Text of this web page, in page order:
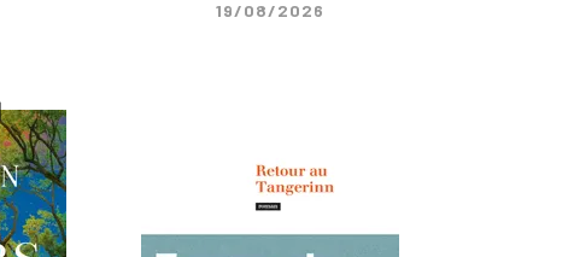
19/08/2026